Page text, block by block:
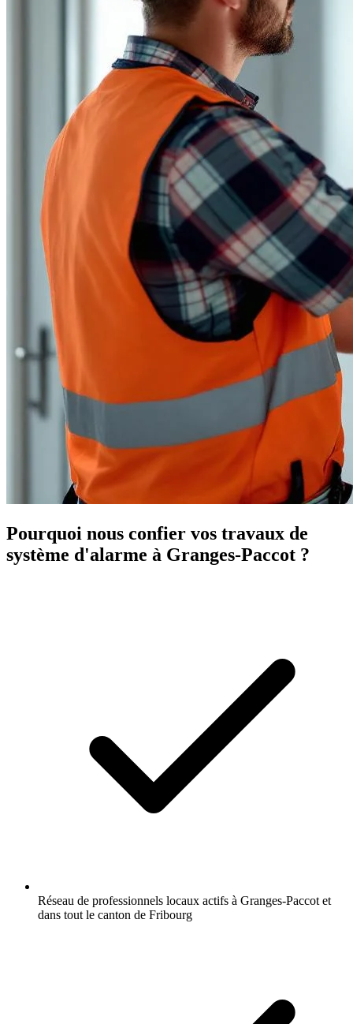
Pourquoi nous confier vos travaux de
système d'alarme à Granges-Paccot ?
Réseau de professionnels locaux actifs à Granges-Paccot et
dans tout le canton de Fribourg